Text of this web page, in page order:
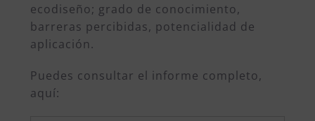
ecodiseño; grado de conocimiento,
barreras percibidas, potencialidad de
aplicación.
Puedes consultar el informe completo,
aquí: